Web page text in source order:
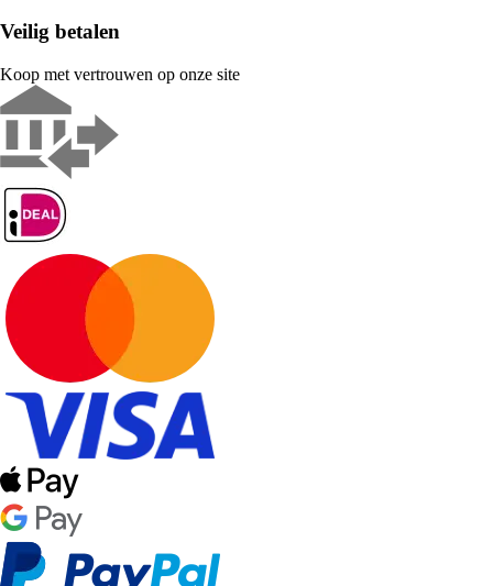
Veilig betalen
Koop met vertrouwen op onze site